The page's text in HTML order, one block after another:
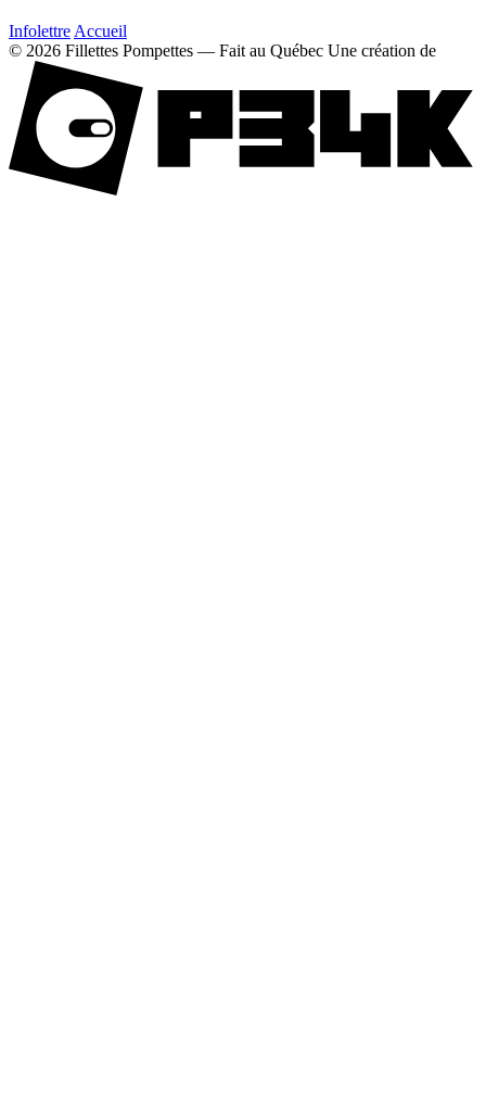
Infolettre Accueil
© 2026 Fillettes Pompettes — Fait au Québec Une création de